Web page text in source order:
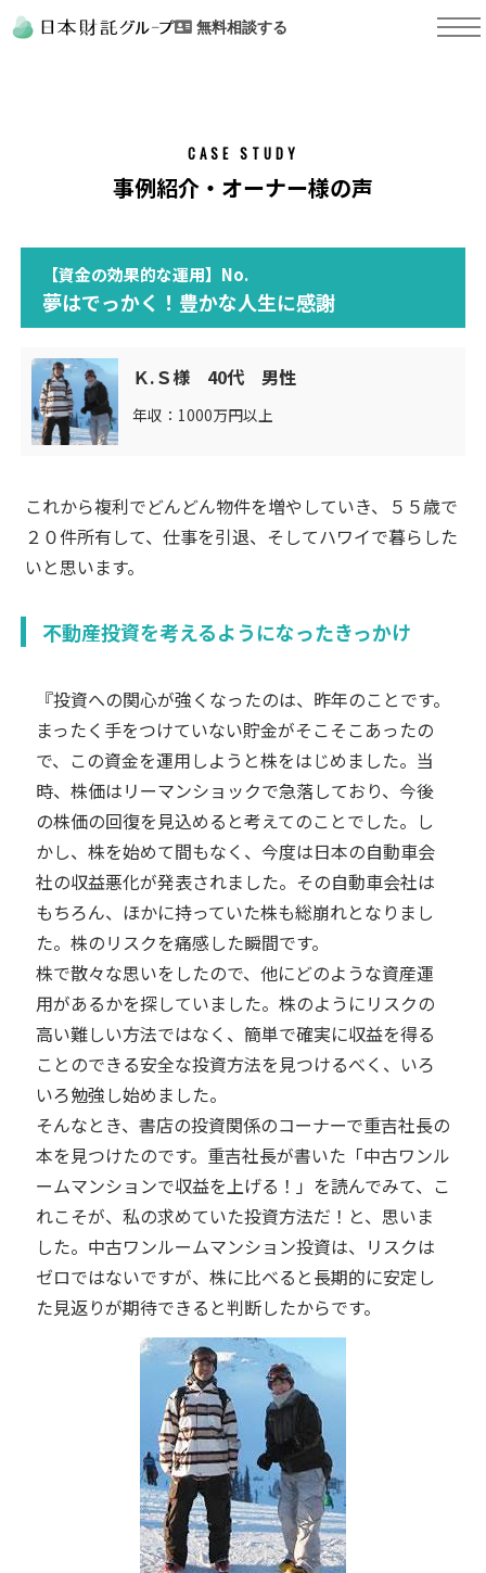
無料相談する
CASE STUDY
事例紹介・オーナー様の声
【資金の効果的な運用】No.
夢はでっかく！豊かな人生に感謝
Ｋ.Ｓ様 40代 男性
年収：1000万円以上
これから複利でどんどん物件を増やしていき、５５歳で
２０件所有して、仕事を引退、そしてハワイで暮らした
いと思います。
不動産投資を考えるようになったきっかけ
『投資への関心が強くなったのは、昨年のことです。
まったく手をつけていない貯金がそこそこあったの
で、この資金を運用しようと株をはじめました。当
時、株価はリーマンショックで急落しており、今後
の株価の回復を見込めると考えてのことでした。し
かし、株を始めて間もなく、今度は日本の自動車会
社の収益悪化が発表されました。その自動車会社は
もちろん、ほかに持っていた株も総崩れとなりまし
た。株のリスクを痛感した瞬間です。
株で散々な思いをしたので、他にどのような資産運
用があるかを探していました。株のようにリスクの
高い難しい方法ではなく、簡単で確実に収益を得る
ことのできる安全な投資方法を見つけるべく、いろ
いろ勉強し始めました。
そんなとき、書店の投資関係のコーナーで重吉社長の
本を見つけたのです。重吉社長が書いた「中古ワンル
ームマンションで収益を上げる！」を読んでみて、こ
れこそが、私の求めていた投資方法だ！と、思いま
した。中古ワンルームマンション投資は、リスクは
ゼロではないですが、株に比べると長期的に安定し
た見返りが期待できると判断したからです。